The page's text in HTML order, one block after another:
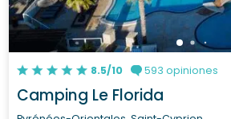
8.5/10 593 opiniones
Camping Le Florida